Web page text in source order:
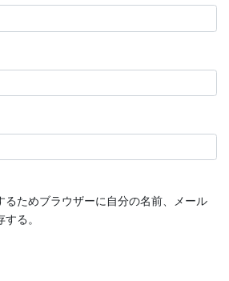
るためブラウザーに自分の名前、メール
る。